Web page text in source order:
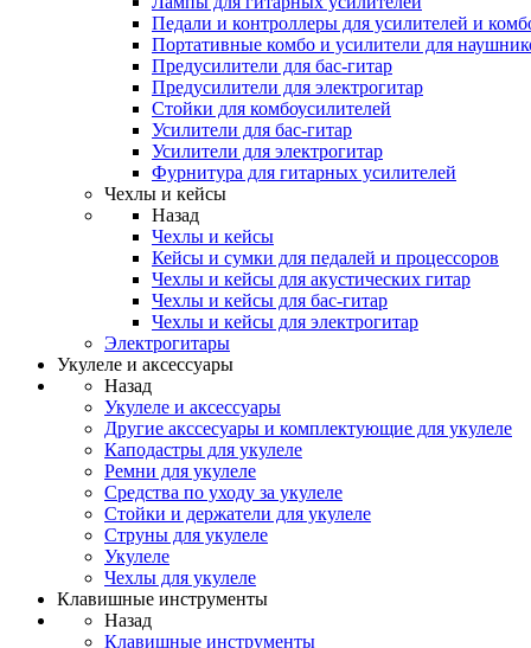
Педали и контроллеры для усилителей и
Портативные комбо и усилители для
Предусилители для бас-гитар
Предусилители для электрогитар
Стойки для комбоусилителей
Усилители для бас-гитар
Усилители для электрогитар
Фурнитура для гитарных усилителей
Чехлы и кейсы
Назад
Чехлы и кейсы
Кейсы и сумки для педалей и процессоров
Чехлы и кейсы для акустических гитар
Чехлы и кейсы для бас-гитар
Чехлы и кейсы для электрогитар
Электрогитары
Укулеле и аксессуары
Назад
Укулеле и аксессуары
Другие акссесуары и комплектующие для укулеле
Каподастры для укулеле
Ремни для укулеле
Средства по уходу за укулеле
Стойки и держатели для укулеле
Струны для укулеле
Укулеле
Чехлы для укулеле
Клавишные инструменты
Назад
Клавишные инструменты